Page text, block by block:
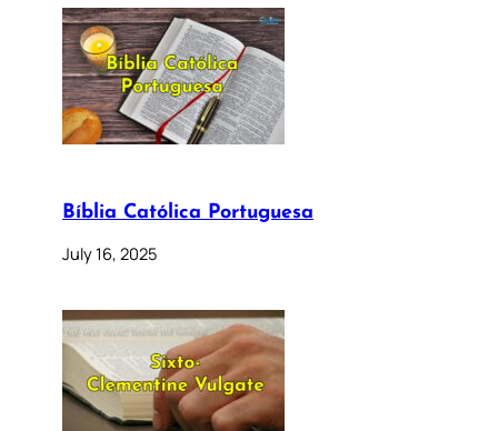
Bíblia Católica Portuguesa
July 16, 2025